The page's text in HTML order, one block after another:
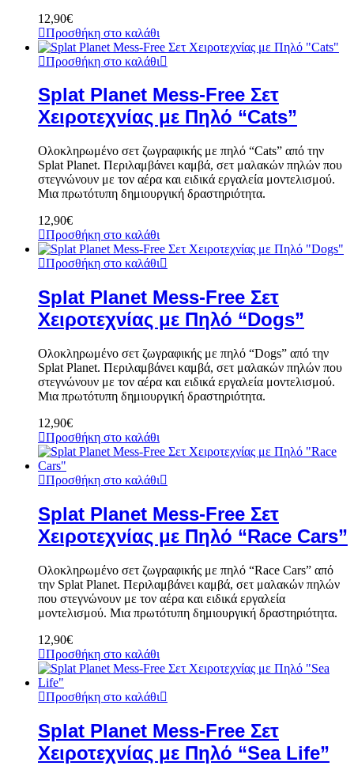
12,90€
Προσθήκη στο καλάθι
Προσθήκη στο καλάθι
Splat Planet Mess-Free Σετ
Χειροτεχνίας με Πηλό “Cats”
Ολοκληρωμένο σετ ζωγραφικής με πηλό “Cats” από την
Splat Planet. Περιλαμβάνει καμβά, σετ μαλακών πηλών που
στεγνώνουν με τον αέρα και ειδικά εργαλεία μοντελισμού.
Μια πρωτότυπη δημιουργική δραστηριότητα.
12,90€
Προσθήκη στο καλάθι
Προσθήκη στο καλάθι
Splat Planet Mess-Free Σετ
Χειροτεχνίας με Πηλό “Dogs”
Ολοκληρωμένο σετ ζωγραφικής με πηλό “Dogs” από την
Splat Planet. Περιλαμβάνει καμβά, σετ μαλακών πηλών που
στεγνώνουν με τον αέρα και ειδικά εργαλεία μοντελισμού.
Μια πρωτότυπη δημιουργική δραστηριότητα.
12,90€
Προσθήκη στο καλάθι
Προσθήκη στο καλάθι
Splat Planet Mess-Free Σετ
Χειροτεχνίας με Πηλό “Race Cars”
Ολοκληρωμένο σετ ζωγραφικής με πηλό “Race Cars” από
την Splat Planet. Περιλαμβάνει καμβά, σετ μαλακών πηλών
που στεγνώνουν με τον αέρα και ειδικά εργαλεία
μοντελισμού. Μια πρωτότυπη δημιουργική δραστηριότητα.
12,90€
Προσθήκη στο καλάθι
Προσθήκη στο καλάθι
Splat Planet Mess-Free Σετ
Χειροτεχνίας με Πηλό “Sea Life”